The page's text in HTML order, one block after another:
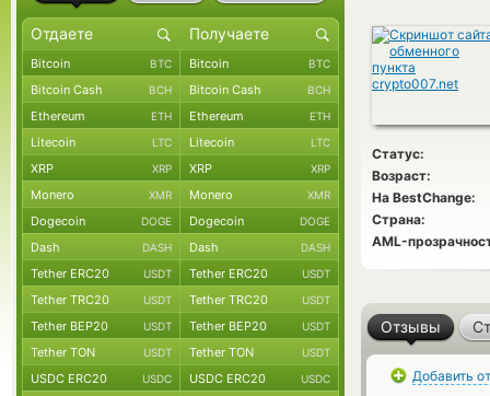
Статус:
Возраст:
На BestChange:
Страна:
AML-
Отзывы
Добавить
Bitcoin BTC Bitcoin BTC
Bitcoin Cash BCH Bitcoin Cash BCH
Ethereum ETH Ethereum ETH
Litecoin LTC Litecoin LTC
XRP XRP XRP XRP
Monero XMR Monero XMR
Dogecoin DOGE Dogecoin DOGE
Dash DASH Dash DASH
Tether ERC20 USDT Tether ERC20 USDT
Tether TRC20 USDT Tether TRC20 USDT
Tether BEP20 USDT Tether BEP20 USDT
Tether TON USDT Tether TON USDT
USDC ERC20 USDC USDC ERC20 USDC